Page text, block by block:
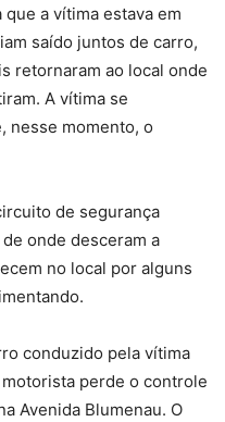
a vítima estava em
saído juntos de carro,
retornaram ao local onde
A vítima se
nesse momento, o
de segurança
onde desceram a
no local por alguns
conduzido pela vítima
perde o controle
Avenida Blumenau. O